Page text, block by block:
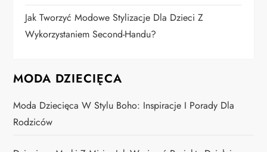
Jak Tworzyć Modowe Stylizacje Dla Dzieci Z
Wykorzystaniem Second-Handu?
MODA DZIECIĘCA
Moda Dziecięca W Stylu Boho: Inspiracje I Porady Dla
Rodziców